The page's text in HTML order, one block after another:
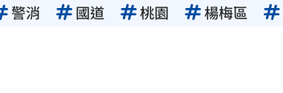
警消 國道 桃園 楊梅區